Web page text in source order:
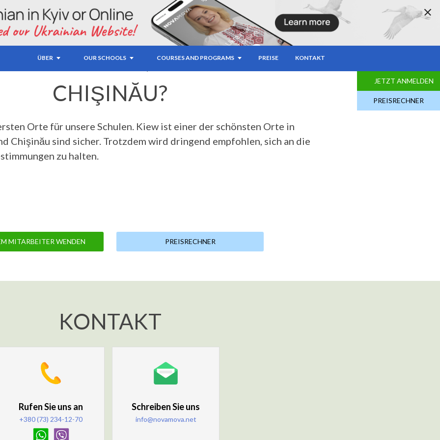
ÜBER OUR SCHOOLS COURSES AND PROGRAMS PREISE KONTAKT
JETZT ANMELDEN
PREISRECHNER
IN KIEW, BATUMI ODER
CHIŞINĂU?
Orte für unsere Schulen. Kiew ist einer der schönsten Orte in
Chişinău sind sicher. Trotzdem wird dringend empfohlen, sich an die
zu halten.
MITARBEITER WENDEN PREISRECHNER
KONTAKT
Rufen Sie uns an
+380 (73) 234-12-70
Schreiben Sie uns
info@novamova.net